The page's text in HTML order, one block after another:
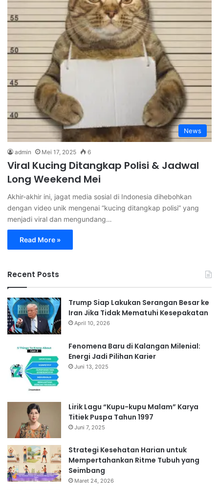
News
admin Mei 17, 2025 6
Viral Kucing Ditangkap Polisi & Jadwal
Long Weekend Mei
Akhir-akhir ini, jagat media sosial di Indonesia dihebohkan
dengan video unik mengenai “kucing ditangkap polisi” yang
menjadi viral dan mengundang…
Read More »
Recent Posts
Trump Siap Lakukan Serangan Besar ke
Iran Jika Tidak Mematuhi Kesepakatan
April 10, 2026
Fenomena Baru di Kalangan Milenial:
Energi Jadi Pilihan Karier
Juni 13, 2025
Lirik Lagu “Kupu-kupu Malam” Karya
Titiek Puspa Tahun 1997
Juni 7, 2025
Strategi Kesehatan Harian untuk
Mempertahankan Ritme Tubuh yang
Seimbang
Maret 24, 2026